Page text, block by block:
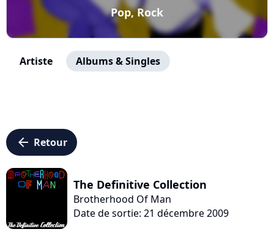
Pop, Rock
Artiste Albums & Singles
arrow_left Retour
The Definitive Collection
Brotherhood Of Man
Date de sortie: 21 décembre 2009